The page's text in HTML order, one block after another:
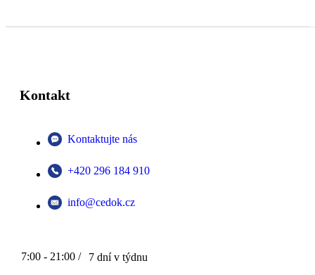
Kontakt
Kontaktujte nás
+420 296 184 910
info@cedok.cz
7:00 - 21:00 / 7 dní v týdnu